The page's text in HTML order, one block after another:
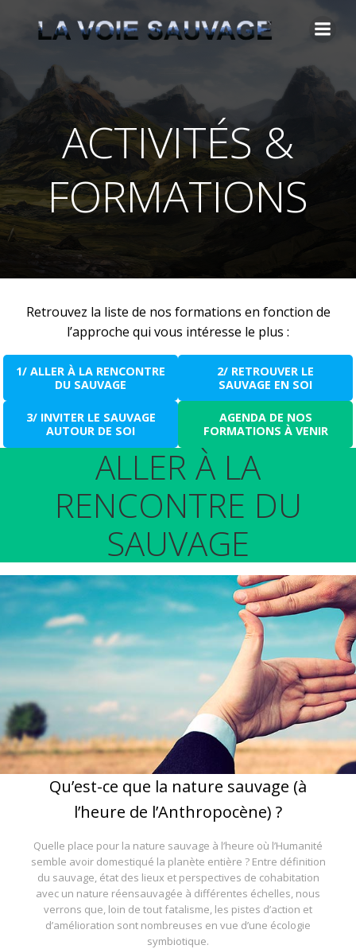
au
ACTIVITÉS &
FORMATIONS
Retrouvez la liste de nos formations en fonction de
l’approche qui vous intéresse le plus :
1/ ALLER À LA RENCONTRE
DU SAUVAGE
2/ RETROUVER LE
SAUVAGE EN SOI
3/ INVITER LE SAUVAGE
AUTOUR DE SOI
AGENDA DE NOS
FORMATIONS À VENIR
ALLER À LA
RENCONTRE DU
SAUVAGE
Qu’est-ce que la nature sauvage (à
l’heure de l’Anthropocène) ?
Quelle place pour la nature sauvage à l’heure où l’Humanité
semble avoir domestiqué la planète entière ? Entre définition
du sauvage, état des lieux et perspectives de cohabitation
avec un nature réensauvagée à différentes échelles, nous
verrons que, loin de tout fatalisme, les pistes d’action et
d’amélioration sont nombreuses en vue d’une écologie
symbiotique.